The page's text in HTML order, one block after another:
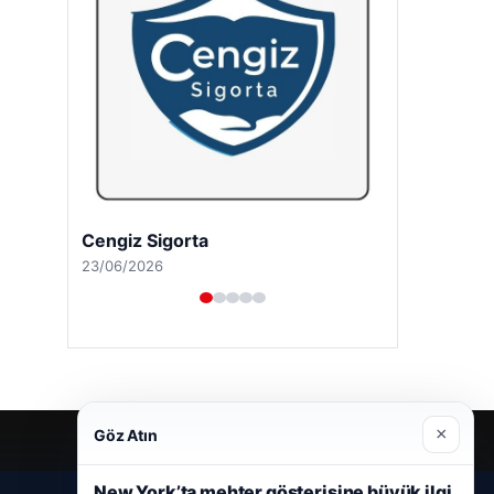
Hastaş Beton
26/05/2026
Göz Atın ×